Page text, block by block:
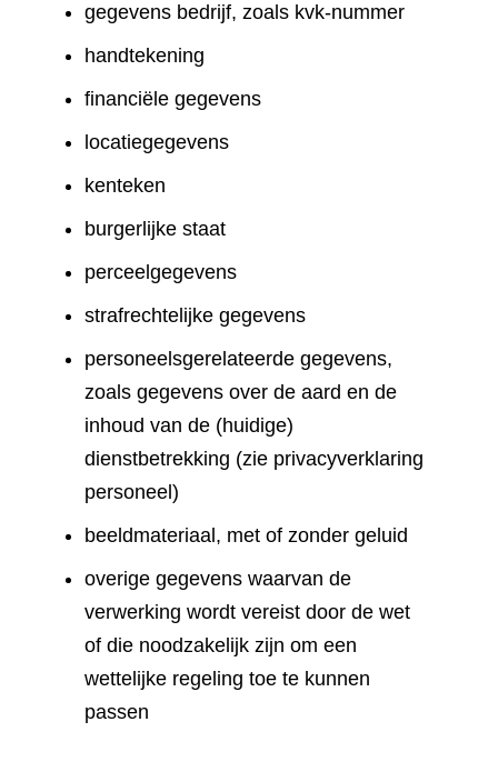
gegevens bedrijf, zoals kvk-nummer
handtekening
financiële gegevens
locatiegegevens
kenteken
burgerlijke staat
perceelgegevens
strafrechtelijke gegevens
personeelsgerelateerde gegevens,
zoals gegevens over de aard en de
inhoud van de (huidige)
dienstbetrekking (zie privacyverklaring
personeel)
beeldmateriaal, met of zonder geluid
overige gegevens waarvan de
verwerking wordt vereist door de wet
of die noodzakelijk zijn om een
wettelijke regeling toe te kunnen
passen